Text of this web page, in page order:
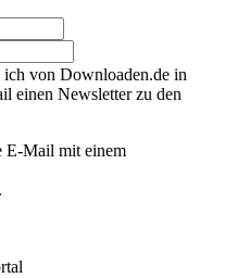
ich von Downloaden.de in
einen Newsletter zu den
E-Mail mit einem